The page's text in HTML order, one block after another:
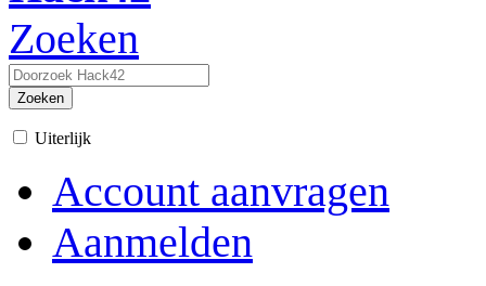
Zoeken
Zoeken
Uiterlijk
Account aanvragen
Aanmelden